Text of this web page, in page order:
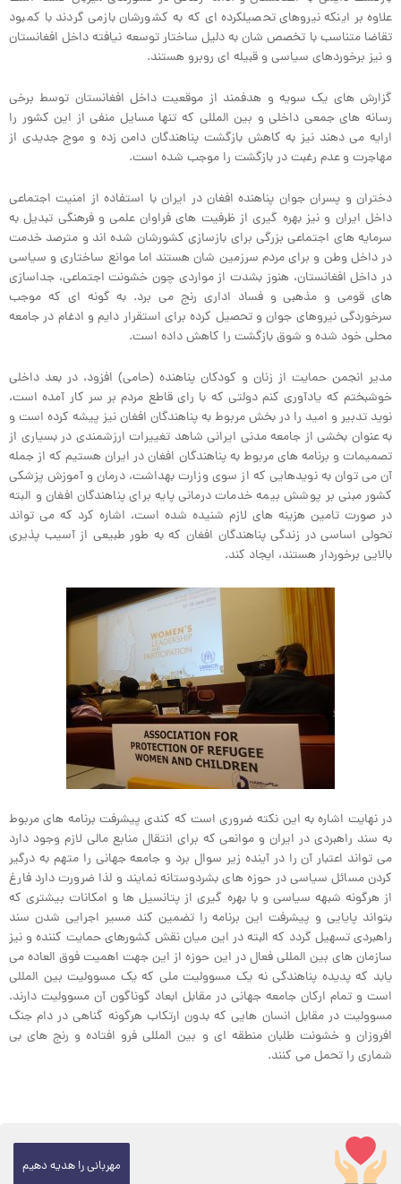
علاوه بر اینکه نیروهای تحصیلکرده ای که به کشورشان بازمی گردند با کمبود
تقاضا متناسب با تخصص شان به دلیل ساختار توسعه نیافته داخل افغانستان
و نیز برخوردهای سیاسی و قبیله ای روبرو هستند.
گزارش های یک سویه و هدفمند از موقعیت داخل افغانستان توسط برخی
رسانه های جمعی داخلی و بین المللی که تنها مسایل منفی از این کشور را
ارایه می دهند نیز به کاهش بازگشت پناهندگان دامن زده و موج جدیدی از
مهاجرت و عدم رغبت در بازگشت را موجب شده است.
دختران و پسران جوان پناهنده افغان در ایران با استفاده از امنیت اجتماعی
داخل ایران و نیز بهره گیری از ظرفیت های فراوان علمی و فرهنگی تبدیل به
سرمایه های اجتماعی بزرگی برای بازسازی کشورشان شده اند و مترصد خدمت
در داخل وطن و برای مردم سرزمین شان هستند اما موانع ساختاری و سیاسی
در داخل افغانستان، هنوز بشدت از مواردی چون خشونت اجتماعی، جداسازی
های قومی و مذهبی و فساد اداری رنج می برد. به گونه ای که موجب
سرخوردگی نیروهای جوان و تحصیل کرده برای استقرار دایم و ادغام در جامعه
محلی خود شده و شوق بازگشت را کاهش داده است.
مدیر انجمن حمایت از زنان و کودکان پناهنده (حامی) افزود، در بعد داخلی
خوشبختم که یادآوری کنم دولتی که با رای قاطع مردم بر سر کار آمده است،
نوید تدبیر و امید را در بخش مربوط به پناهندگان افغان نیز پیشه کرده است و
به عنوان بخشی از جامعه مدنی ایرانی شاهد تغییرات ارزشمندی در بسیاری از
تصمیمات و برنامه های مربوط به پناهندگان افغان در ایران هستیم که از جمله
آن می توان به نویدهایی که از سوی وزارت بهداشت، درمان و آموزش پزشکی
کشور مبنی بر پوشش بیمه خدمات درمانی پایه برای پناهندگان افغان و البته
در صورت تامین هزینه های لازم شنیده شده است، اشاره کرد که می تواند
تحولی اساسی در زندگی پناهندگان افغان که به طور طبیعی از آسیب پذیری
بالایی برخوردار هستند، ایجاد کند.
در نهایت اشاره به این نکته ضروری است که کندی پیشرفت برنامه های مربوط
به سند راهبردی در ایران و موانعی که برای انتقال منابع مالی لازم وجود دارد
می تواند اعتبار آن را در آینده زیر سوال برد و جامعه جهانی را متهم به درگیر
کردن مسائل سیاسی در حوزه های بشردوستانه نمایند و لذا ضرورت دارد فارغ
از هرگونه شبهه سیاسی و با بهره گیری از پتانسیل ها و امکانات بیشتری که
بتواند پایایی و پیشرفت این برنامه را تضمین کند مسیر اجرایی شدن سند
راهبردی تسهیل گردد که البته در این میان نقش کشورهای حمایت کننده و نیز
سازمان های بین المللی فعال در این حوزه از این جهت اهمیت فوق العاده می
یابد که پدیده پناهندگی نه یک مسوولیت ملی که یک مسوولیت بین المللی
است و تمام ارکان جامعه جهانی در مقابل ابعاد گوناگون آن مسوولیت دارند.
مسوولیت در مقابل انسان هایی که بدون ارتکاب هرگونه گناهی در دام جنگ
افروزان و خشونت طلبان منطقه ای و بین المللی فرو افتاده و رنج های بی
شماری را تحمل می کنند.
مهربانی را هدیه دهیم